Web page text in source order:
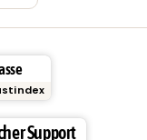
Support